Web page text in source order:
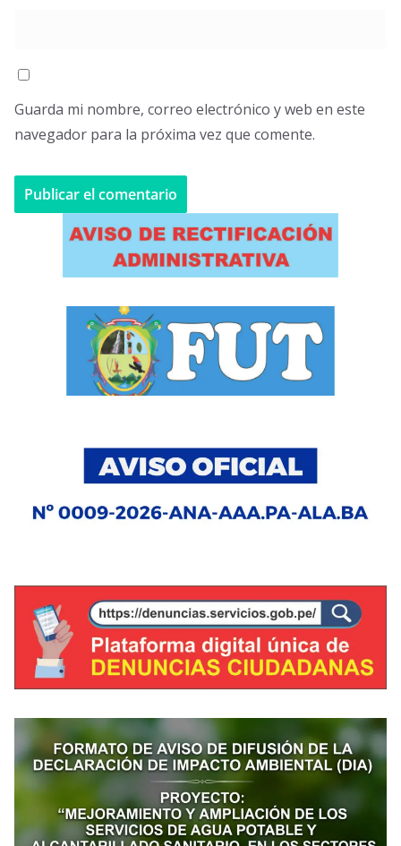
Guarda mi nombre, correo electrónico y web en este
navegador para la próxima vez que comente.